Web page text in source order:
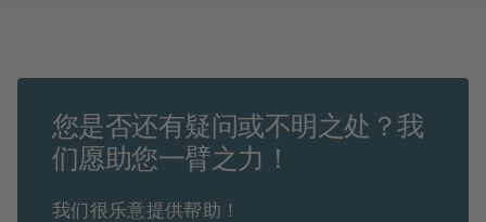
您是否还有疑问或不明之处？我
们愿助您一臂之力！
我们很乐意提供帮助！